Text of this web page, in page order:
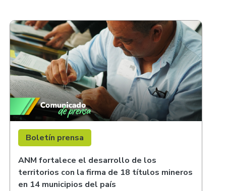
Boletín prensa
ANM fortalece el desarrollo de los
territorios con la firma de 18 títulos mineros
en 14 municipios del país